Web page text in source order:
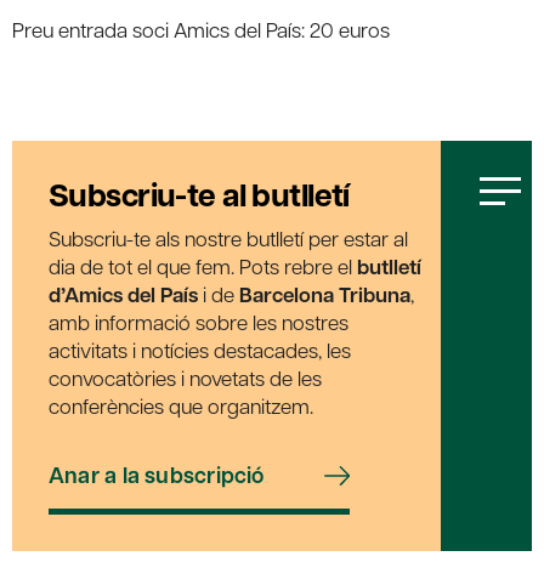
Preu entrada soci Amics del País: 20 euros
Subscriu-te al butlletí
Subscriu-te als nostre butlletí per estar al
dia de tot el que fem. Pots rebre el butlletí
d’Amics del País i de Barcelona Tribuna,
amb informació sobre les nostres
activitats i notícies destacades, les
convocatòries i novetats de les
conferències que organitzem.
Anar a la subscripció